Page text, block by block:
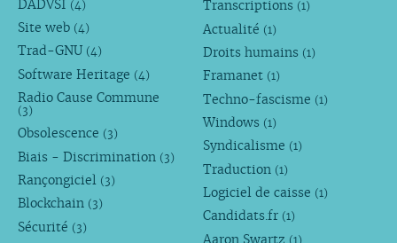
DADVSI (4)
Site web (4)
Trad-GNU (4)
Software Heritage (4)
Radio Cause Commune
(3)
Obsolescence (3)
Biais - Discrimination (3)
Rançongiciel (3)
Blockchain (3)
Sécurité (3)
Transcriptions (1)
Actualité (1)
Droits humains (1)
Framanet (1)
Techno-fascisme (1)
Windows (1)
Syndicalisme (1)
Traduction (1)
Logiciel de caisse (1)
Candidats.fr (1)
Aaron Swartz (1)